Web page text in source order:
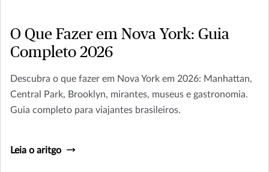
O Que Fazer em Nova York: Guia
Completo 2026
Descubra o que fazer em Nova York em 2026: Manhattan,
Central Park, Brooklyn, mirantes, museus e gastronomia.
Guia completo para viajantes brasileiros.
Leia o aritgo